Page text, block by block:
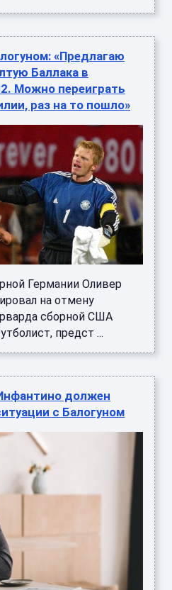
«Предлагаю
Баллака в
Можно переиграть
раз на то пошло»
Германии Оливер
на отмену
сборной США
предст ...
должен
с Балогуном